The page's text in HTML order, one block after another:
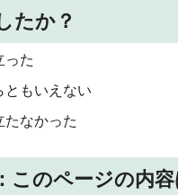
たか？
った
ともいえない
たなかった
このページの内